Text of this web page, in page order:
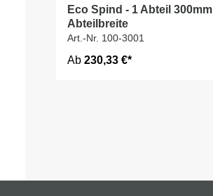
Eco Spind - 1 Abteil 300mm
Abteilbreite
Art.-Nr. 100-3001
Ab 230,33 €*